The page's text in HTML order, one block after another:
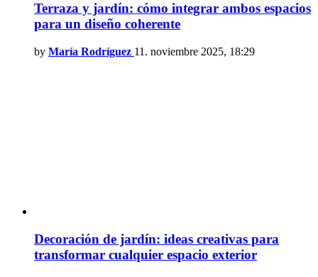
Terraza y jardín: cómo integrar ambos espacios
para un diseño coherente
by María Rodríguez 11. noviembre 2025, 18:29
Decoración de jardín: ideas creativas para
transformar cualquier espacio exterior